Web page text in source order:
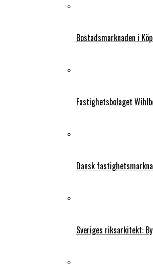
Bostadsmarknaden i
Fastighetsbolaget
Dansk
Sveriges riksarkitekt: